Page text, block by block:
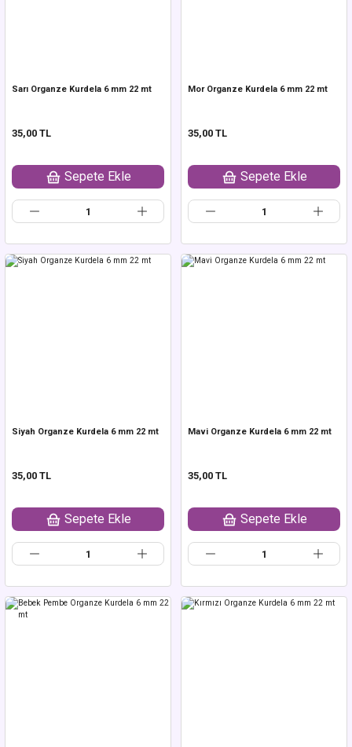
Sarı Organze Kurdela 6 mm 22 mt
35,00 TL
Sepete Ekle
Mor Organze Kurdela 6 mm 22 mt
35,00 TL
Sepete Ekle
Siyah Organze Kurdela 6 mm 22 mt
35,00 TL
Sepete Ekle
Mavi Organze Kurdela 6 mm 22 mt
35,00 TL
Sepete Ekle